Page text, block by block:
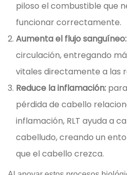
piloso el combustible que
funcionar correctamente.
Aumenta el flujo sanguíneo:
circulación, entregando
vitales directamente a las
Reduce la inflamación:
pérdida de cabello
inflamación, RLT ayuda a
cabelludo, creando un
que el cabello crezca.